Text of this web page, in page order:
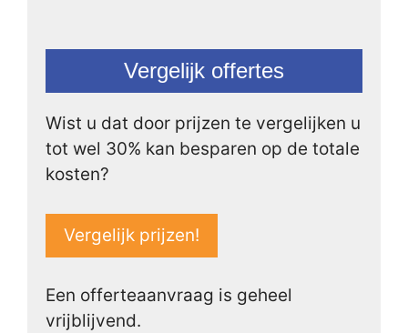
Vergelijk offertes
Wist u dat door prijzen te vergelijken u
tot wel 30% kan besparen op de totale
kosten?
Vergelijk prijzen!
Een offerteaanvraag is geheel
vrijblijvend.